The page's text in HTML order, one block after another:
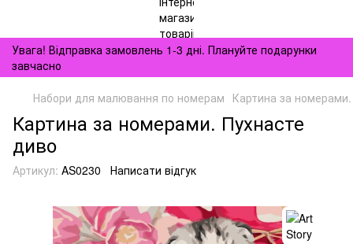
Увага! Відправка замовлень 1-3 дні. Плануйте подарунки
завчасно
Набори для малювання по номерам Картина за
Картина за номерами. Пухнасте
диво
Артикул: AS0230 Написати відгук